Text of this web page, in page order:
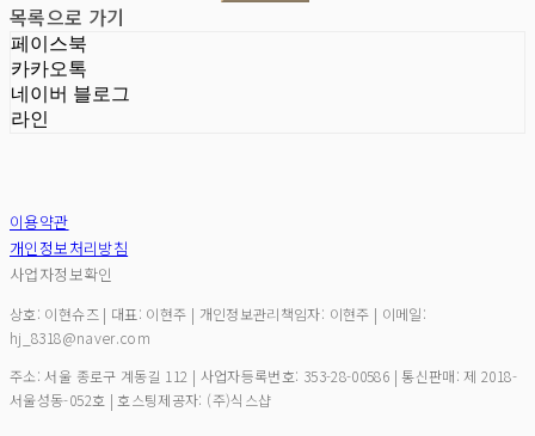
목록으로 가기
페이스북
카카오톡
네이버 블로그
라인
이용약관
개인정보처리방침
사업자정보확인
상호: 이현슈즈 | 대표: 이현주 | 개인정보관리책임자: 이현주 | 이메일:
hj_8318@naver.com
주소: 서울 종로구 계동길 112 | 사업자등록번호: 353-28-00586 | 통신판매:제 2018-
서울성동-052호 | 호스팅제공자: (주)식스샵